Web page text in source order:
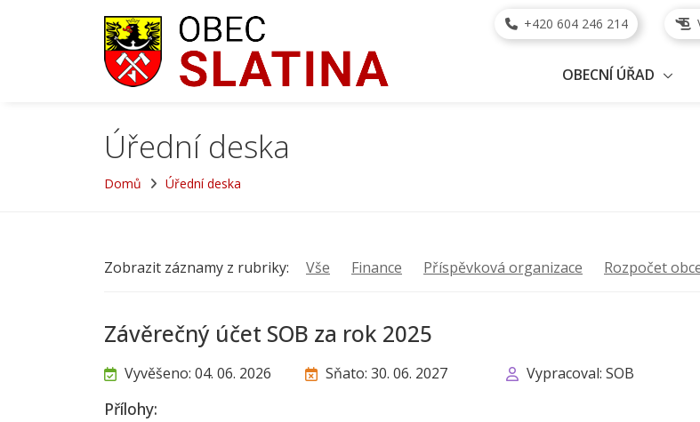
+420 604 246 214
OBECNÍ ÚŘAD
Úřední deska
Domů Úřední deska
Zobrazit záznamy z rubriky: Vše Finance Příspěvková organizace Rozpočet
Závěrečný účet SOB za rok 2025
Vyvěšeno: 04. 06. 2026 Sňato: 30. 06. 2027 Vypracoval: SOB
Přílohy: